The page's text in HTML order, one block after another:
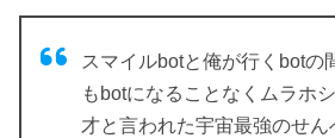
スマイルbotと俺が行くbotの
もbotになることなくムラホ
才と言われた宇宙最強のせん